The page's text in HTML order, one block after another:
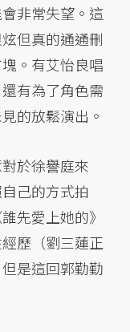
非常失望。這
但真的通通刪
。有艾怡良唱
有為了角色需
的放鬆演出。
於徐譽庭來
己的方式拍
先愛上她的》
歷（劉三蓮正
是這回郭勤勤